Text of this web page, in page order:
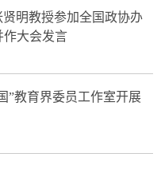
明教授参加全国政协办
作大会发言
”教育界委员工作室开展